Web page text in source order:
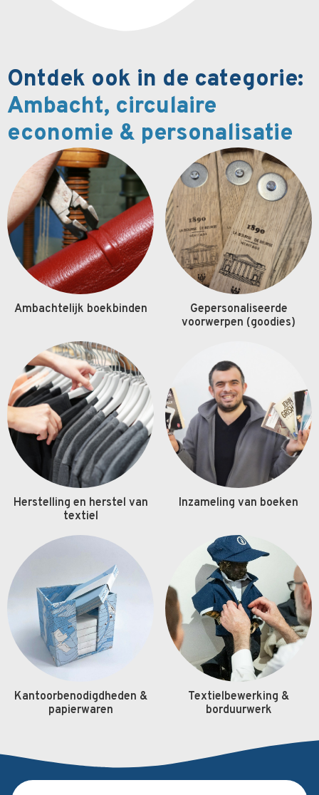
Ontdek ook in de categorie:
Ambacht, circulaire
economie & personalisatie
Ambachtelijk boekbinden
Gepersonaliseerde
voorwerpen (goodies)
Herstelling en herstel van
textiel
Inzameling van boeken
Kantoorbenodigdheden &
papierwaren
Textielbewerking &
borduurwerk